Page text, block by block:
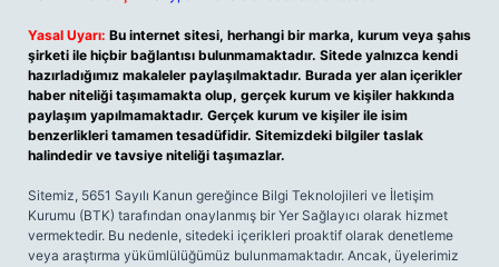
Yasal Uyarı: Bu internet sitesi, herhangi bir marka, kurum veya şahıs
şirketi ile hiçbir bağlantısı bulunmamaktadır. Sitede yalnızca kendi
hazırladığımız makaleler paylaşılmaktadır. Burada yer alan içerikler
haber niteliği taşımamakta olup, gerçek kurum ve kişiler hakkında
paylaşım yapılmamaktadır. Gerçek kurum ve kişiler ile isim
benzerlikleri tamamen tesadüfidir. Sitemizdeki bilgiler taslak
halindedir ve tavsiye niteliği taşımazlar.
Sitemiz, 5651 Sayılı Kanun gereğince Bilgi Teknolojileri ve İletişim
Kurumu (BTK) tarafından onaylanmış bir Yer Sağlayıcı olarak hizmet
vermektedir. Bu nedenle, sitedeki içerikleri proaktif olarak denetleme
veya araştırma yükümlülüğümüz bulunmamaktadır. Ancak, üyelerimiz